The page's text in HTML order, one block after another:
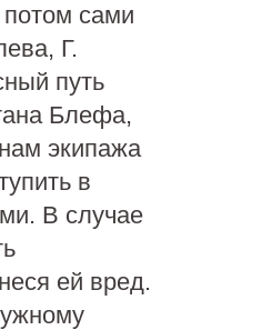
сами
Г.
путь
Блефа,
экипажа
в
В случае
ей вред.